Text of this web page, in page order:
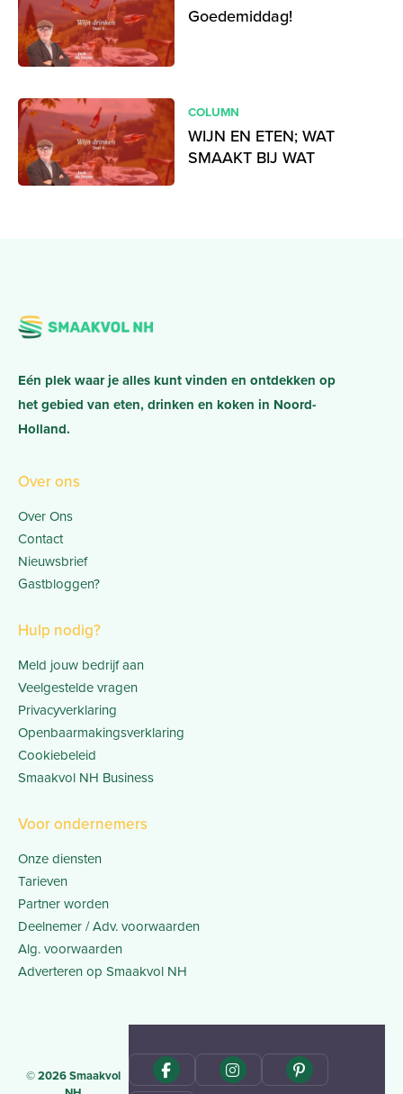
Goedemiddag!
COLUMN
WIJN EN ETEN; WAT
SMAAKT BIJ WAT
Eén plek waar je alles kunt vinden en ontdekken op
het gebied van eten, drinken en koken in Noord-
Holland.
Over ons
Over Ons
Contact
Nieuwsbrief
Gastbloggen?
Hulp nodig?
Meld jouw bedrijf aan
Veelgestelde vragen
Privacyverklaring
Openbaarmakingsverklaring
Cookiebeleid
Smaakvol NH Business
Voor ondernemers
Onze diensten
Tarieven
Partner worden
Deelnemer / Adv. voorwaarden
Alg. voorwaarden
Adverteren op Smaakvol NH
© 2026 Smaakvol